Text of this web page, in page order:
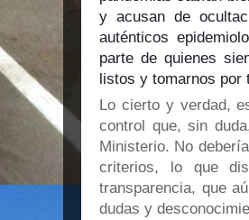
y acusan de
auténticos
parte de quienes
listos y tomarnos por
Lo cierto y verdad,
control que, sin
Ministerio. No
criterios, lo que
transparencia, que
dudas y